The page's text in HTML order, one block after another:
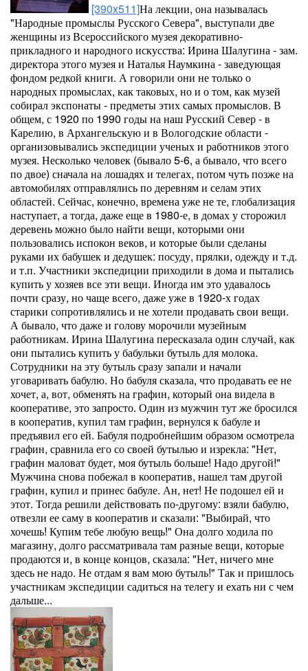
[390x511]На лекции, она называлась
"Народные промыслы Русского Севера", выступали две
женщины из Всероссийского музея декоративно-
прикладного и народного искусства: Ирина Шалугина - зам.
директора этого музея и Наталья Наумкина - заведующая
фондом редкой книги. А говорили они не только о
народных промыслах, как таковых, но и о том, как музей
собирал экспонаты - предметы этих самых промыслов. В
общем, с 1920 по 1990 годы на наш Русский Север - в
Карелию, в Архангельскую и в Вологодские области -
организовывались экспедиции ученых и работников этого
музея. Несколько человек (бывало 5-6, а бывало, что всего
по двое) сначала на лошадях и телегах, потом чуть позже на
автомобилях отправлялись по деревням и селам этих
областей. Сейчас, конечно, времена уже не те, глобализация
наступает, а тогда, даже еще в 1980-е, в домах у сторожил
деревень можно было найти вещи, которыми они
пользовались испокон веков, и которые были сделаны
руками их бабушек и дедушек: посуду, прялки, одежду и т.д.
и т.п. Участники экспедиции приходили в дома и пытались
купить у хозяев все эти вещи. Иногда им это удавалось
почти сразу, но чаще всего, даже уже в 1920-х годах
старики сопротивлялись и не хотели продавать свои вещи.
А бывало, что даже и голову морочили музейным
работникам. Ирина Шалугина пересказала один случай, как
они пытались купить у бабульки бутыль для молока.
Сотрудники на эту бутыль сразу запали и начали
уговаривать бабулю. Но бабуля сказала, что продавать ее не
хочет, а, вот, обменять на графин, который она видела в
кооперативе, это запросто. Один из мужчин тут же бросился
в кооператив, купил там графин, вернулся к бабуле и
предъявил его ей. Бабуля подробнейшим образом осмотрела
графин, сравнила его со своей бутылью и изрекла: "Нет,
графин маловат будет, моя бутыль больше! Надо другой!"
Мужчина снова побежал в кооператив, нашел там другой
графин, купил и принес бабуле. Ан, нет! Не подошел ей и
этот. Тогда решили действовать по-другому: взяли бабулю,
отвезли ее саму в кооператив и сказали: "Выбирай, что
хочешь! Купим тебе любую вещь!" Она долго ходила по
магазину, долго рассматривала там разные вещи, которые
продаются и, в конце концов, сказала: "Нет, ничего мне
здесь не надо. Не отдам я вам мою бутыль!" Так и пришлось
участникам экспедиции садиться на телегу и ехать ни с чем
дальше...